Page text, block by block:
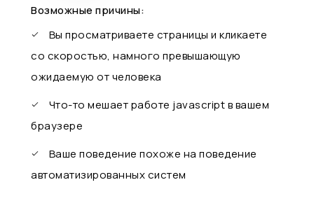
Возможные причины:
Вы просматриваете страницы и кликаете
со скоростью, намного превышающую
ожидаемую от человека
Что-то мешает работе javascript в вашем
браузере
Ваше поведение похоже на поведение
автоматизированных систем